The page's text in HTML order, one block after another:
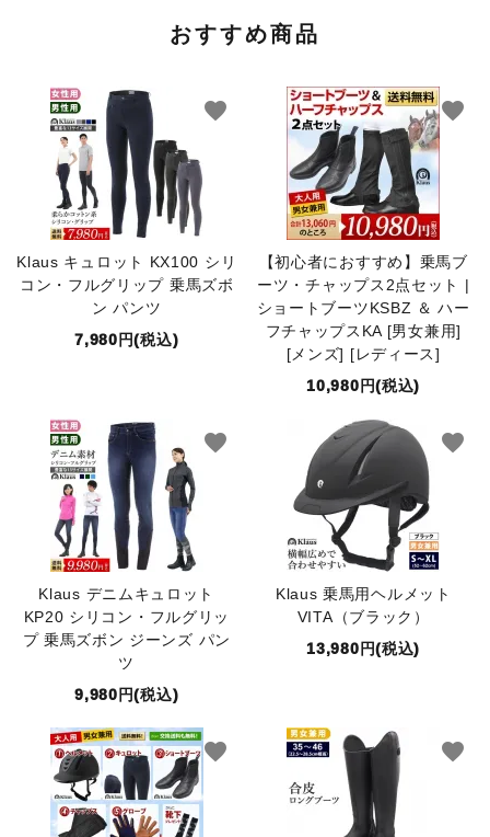
おすすめ商品
Klaus キュロット KX100 シリ
コン・フルグリップ 乗馬ズボ
ン パンツ
7,980円(税込)
favorite
【初心者におすすめ】乗馬ブ
ーツ・チャップス2点セット |
ショートブーツKSBZ ＆ ハー
フチャップスKA [男女兼用]
[メンズ] [レディース]
10,980円(税込)
favorite
Klaus デニムキュロット
KP20 シリコン・フルグリッ
プ 乗馬ズボン ジーンズ パン
ツ
9,980円(税込)
favorite
Klaus 乗馬用ヘルメット
VITA（ブラック）
13,980円(税込)
favorite
favorite favorite